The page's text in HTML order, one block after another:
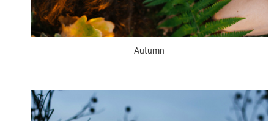
Autumn